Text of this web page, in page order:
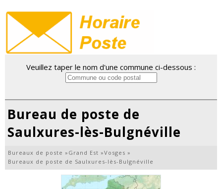
Veuillez taper le nom d'une commune ci-dessous :
Bureau de poste de
Saulxures-lès-Bulgnéville
Bureaux de poste » Grand Est »Vosges »
Bureaux de poste de Saulxures-lès-Bulgnéville